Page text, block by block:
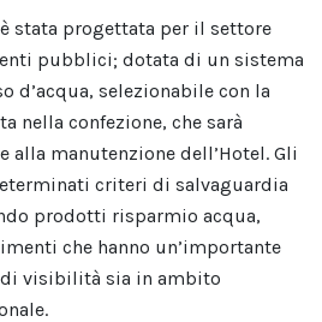
stata progettata per il settore
pubblici; dotata di un sistema
d’acqua, selezionabile con la
nella confezione, che sarà
alla manutenzione dell’Hotel. Gli
criteri di salvaguardia
prodotti risparmio acqua,
che hanno un’importante
visibilità sia in ambito